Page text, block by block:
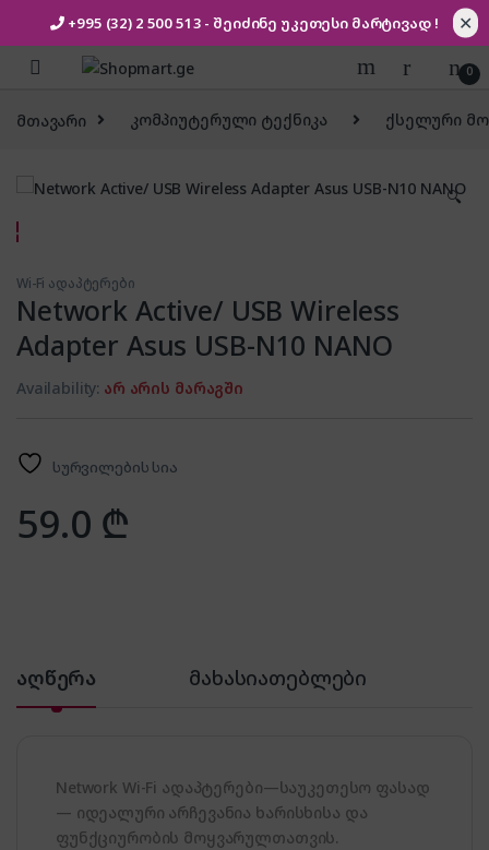
+995 (32) 2 500 513 - შეიძინე უკეთესი მარტივად ! ✕
Skip to navigation
Skip to content
0
მთავარი კომპიუტერული ტექნიკა ქსელური
🔍
Wi-Fi ადაპტერები
Network Active/ USB Wireless
Adapter Asus USB-N10 NANO
Availability: არ არის მარაგში
სურვილების სია
59.0 ₾
აღწერა მახასიათებლები
Network Wi-Fi ადაპტერები—საუკეთესო ფასად
— იდეალური არჩევანია ხარისხისა და
ფუნქციურობის მოყვარულთათვის.